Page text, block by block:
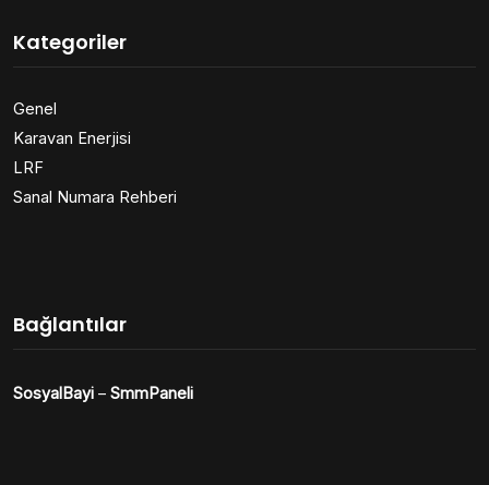
Kategoriler
Genel
Karavan Enerjisi
LRF
Sanal Numara Rehberi
Bağlantılar
SosyalBayi – SmmPaneli